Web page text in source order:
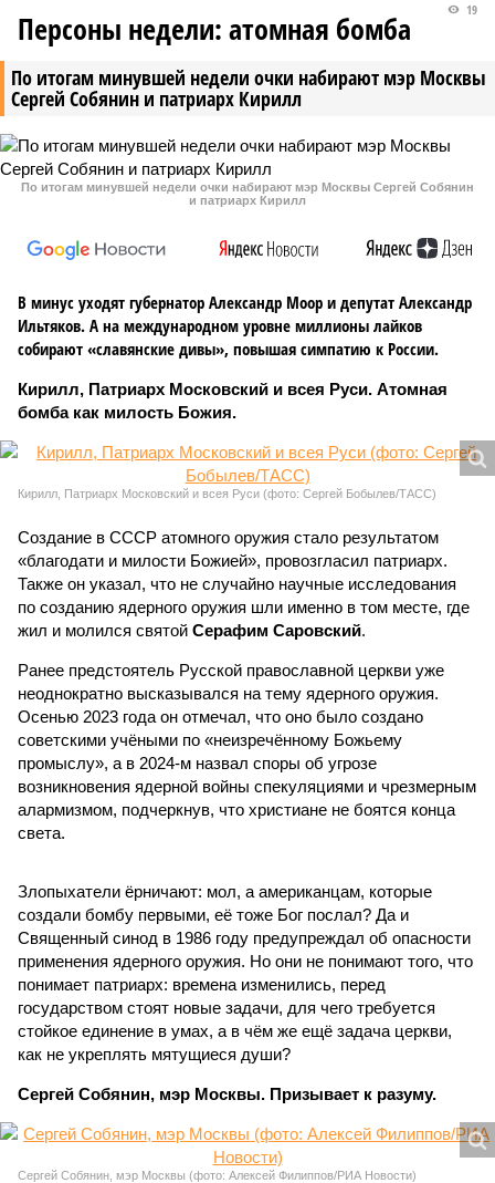
По итогам минувшей недели очки набирают мэр Москвы
Сергей Собянин и патриарх Кирилл
19
Персоны недели: атомная бомба
По итогам минувшей недели очки набирают мэр Москвы Сергей Собянин
и патриарх Кирилл
В минус уходят губернатор Александр Моор и депутат Александр
Ильтяков. А на международном уровне миллионы лайков
собирают «славянские дивы», повышая симпатию к России.
Кирилл, Патриарх Московский и всея Руси. Атомная
бомба как милость Божия.
Кирилл, Патриарх Московский и всея Руси (фото: Сергей Бобылев/ТАСС)
Создание в СССР атомного оружия стало результатом
«благодати и милости Божией», провозгласил патриарх.
Также он указал, что не случайно научные исследования
по созданию ядерного оружия шли именно в том месте, где
жил и молился святой Серафим Саровский.
Ранее предстоятель Русской православной церкви уже
неоднократно высказывался на тему ядерного оружия.
Осенью 2023 года он отмечал, что оно было создано
советскими учёными по «неизречённому Божьему
промыслу», а в 2024-м назвал споры об угрозе
возникновения ядерной войны спекуляциями и чрезмерным
алармизмом, подчеркнув, что христиане не боятся конца
света.
Злопыхатели ёрничают: мол, а американцам, которые
создали бомбу первыми, её тоже Бог послал? Да и
Священный синод в 1986 году предупреждал об опасности
применения ядерного оружия. Но они не понимают того, что
понимает патриарх: времена изменились, перед
государством стоят новые задачи, для чего требуется
стойкое единение в умах, а в чём же ещё задача церкви,
как не укреплять мятущиеся души?
Сергей Собянин, мэр Москвы. Призывает к разуму.
Сергей Собянин, мэр Москвы (фото: Алексей Филиппов/РИА Новости)